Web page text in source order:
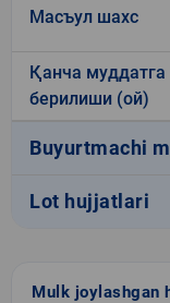
Масъул шахс
Қанча муддатга
берилиши (ой)
Buyurtmachi
Lot hujjatlari
Mulk joylashgan